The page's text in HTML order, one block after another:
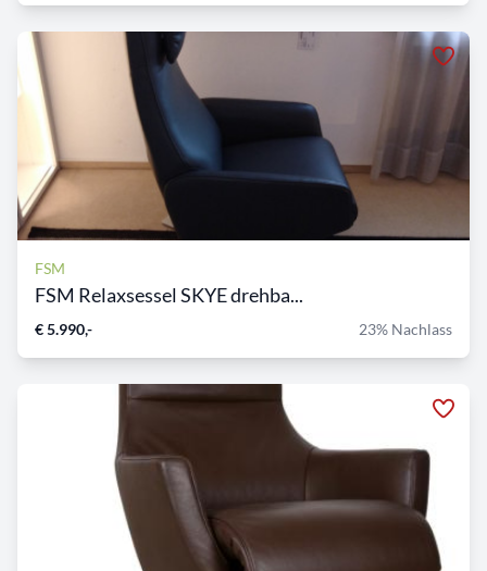
FSM
FSM Relaxsessel SKYE drehba...
€ 5.990,- 23% Nachlass